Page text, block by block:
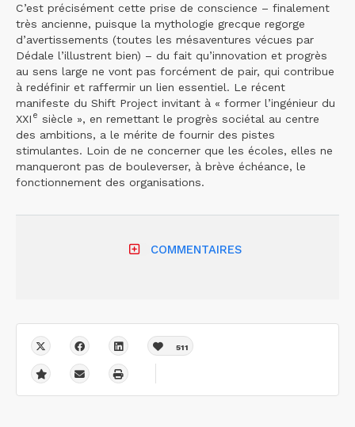
C’est précisément cette prise de conscience – finalement
très ancienne, puisque la mythologie grecque regorge
d’avertissements (toutes les mésaventures vécues par
Dédale l’illustrent bien) – du fait qu’innovation et progrès
au sens large ne vont pas forcément de pair, qui contribue
à redéfinir et raffermir un lien essentiel. Le récent
manifeste du Shift Project invitant à « former l’ingénieur du
XXI e siècle », en remettant le progrès sociétal au centre
des ambitions, a le mérite de fournir des pistes
stimulantes. Loin de ne concerner que les écoles, elles ne
manqueront pas de bouleverser, à brève échéance, le
fonctionnement des organisations.
COMMENTAIRES
511